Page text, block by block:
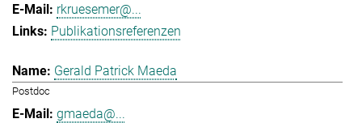
rkruesemer@...
Publikationsreferenzen
Gerald Patrick Maeda
Postdoc
gmaeda@...